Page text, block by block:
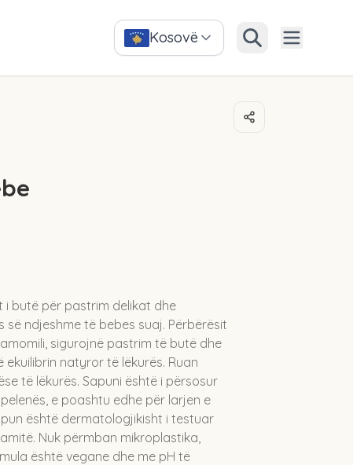
Kosovë
i butë për pastrim delikat dhe
ndjeshme të bebes suaj. Përbërësit
sigurojnë pastrim të butë dhe
natyror të lëkurës. Ruan
të lëkurës. Sapuni është i përsosur
e poashtu edhe për larjen e
është dermatologjikisht i testuar
Nuk përmban mikroplastika,
është vegane dhe me pH të